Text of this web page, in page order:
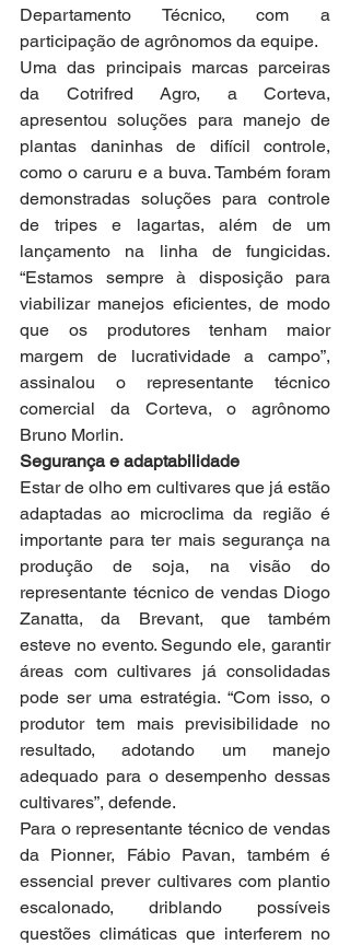
Departamento Técnico, com a
participação de agrônomos da equipe.
Uma das principais marcas parceiras
da Cotrifred Agro, a Corteva,
apresentou soluções para manejo de
plantas daninhas de difícil controle,
como o caruru e a buva. Também foram
demonstradas soluções para controle
de tripes e lagartas, além de um
lançamento na linha de fungicidas.
“Estamos sempre à disposição para
viabilizar manejos eficientes, de modo
que os produtores tenham maior
margem de lucratividade a campo”,
assinalou o representante técnico
comercial da Corteva, o agrônomo
Bruno Morlin.
Segurança e adaptabilidade
Estar de olho em cultivares que já estão
adaptadas ao microclima da região é
importante para ter mais segurança na
produção de soja, na visão do
representante técnico de vendas Diogo
Zanatta, da Brevant, que também
esteve no evento. Segundo ele, garantir
áreas com cultivares já consolidadas
pode ser uma estratégia. “Com isso, o
produtor tem mais previsibilidade no
resultado, adotando um manejo
adequado para o desempenho dessas
cultivares”, defende.
Para o representante técnico de vendas
da Pionner, Fábio Pavan, também é
essencial prever cultivares com plantio
escalonado, driblando possíveis
questões climáticas que interferem no